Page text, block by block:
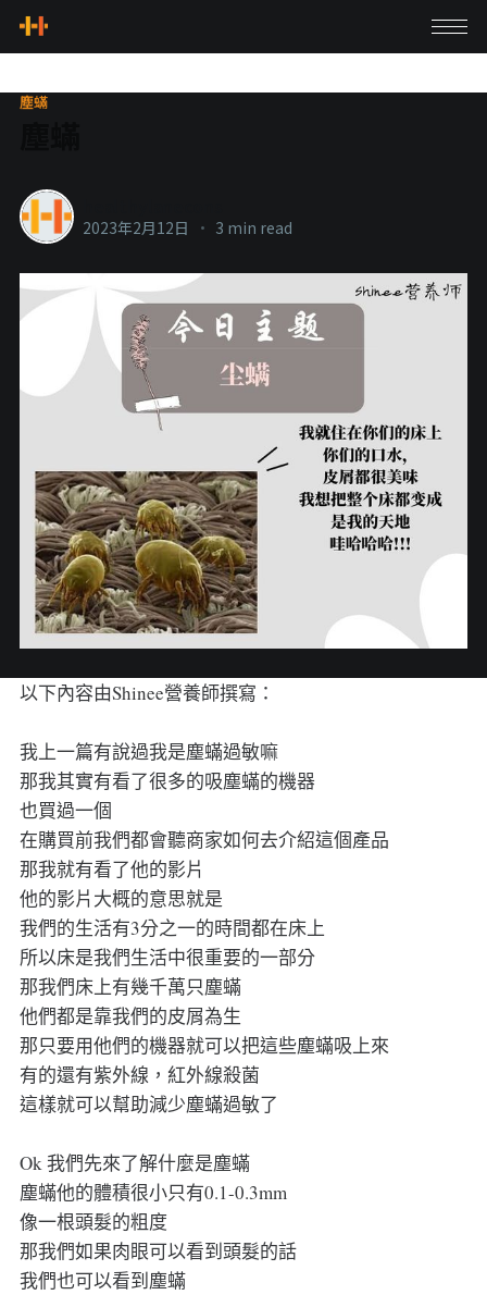
塵蟎
2023年2月12日 • 3 min read
以下內容由Shinee營養師撰寫：
我上一篇有說過我是塵蟎過敏嘛
那我其實有看了很多的吸塵蟎的機器
也買過一個
在購買前我們都會聽商家如何去介紹這個產品
那我就有看了他的影片
他的影片大概的意思就是
我們的生活有3分之一的時間都在床上
所以床是我們生活中很重要的一部分
那我們床上有幾千萬只塵蟎
他們都是靠我們的皮屑為生
那只要用他們的機器就可以把這些塵蟎吸上來
有的還有紫外線，紅外線殺菌
這樣就可以幫助減少塵蟎過敏了
Ok 我們先來了解什麼是塵蟎
塵蟎他的體積很小只有0.1-0.3mm
像一根頭髮的粗度
那我們如果肉眼可以看到頭髮的話
我們也可以看到塵蟎